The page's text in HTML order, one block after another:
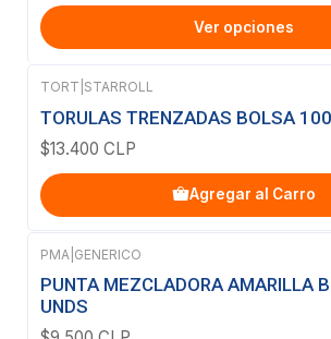
Ver opciones
TORT STARROLL
TORULAS TRENZADAS BOLSA
$13.400 CLP
Agregar al Carro
Agotado
PMA GENERICO
PUNTA MEZCLADORA AMARILLA
UNDS